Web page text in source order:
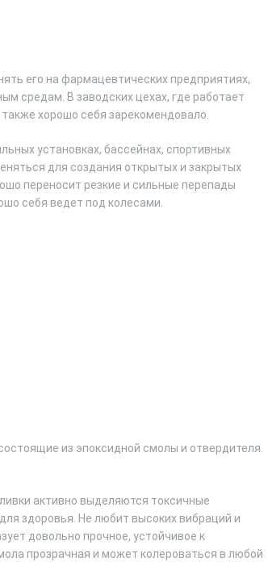
его на фармацевтических предприятиях,
средам. В заводских цехах, где работает
хорошо себя зарекомендовало.
установках, бассейнах, спортивных
для создания открытых и закрытых
переносит резкие и сильные перепады
себя ведет под колесами.
из эпоксидной смолы и отвердителя.
активно выделяются токсичные
здоровья. Не любит высоких вибраций и
довольно прочное, устойчивое к
прозрачная и может колероваться в любой